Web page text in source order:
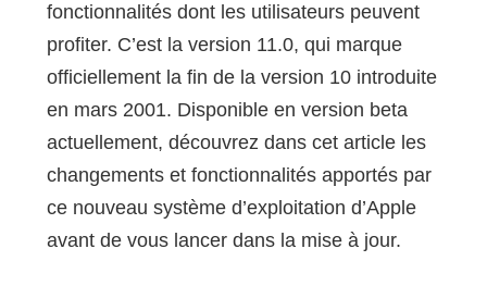
fonctionnalités dont les utilisateurs peuvent
profiter. C’est la version 11.0, qui marque
officiellement la fin de la version 10 introduite
en mars 2001. Disponible en version beta
actuellement, découvrez dans cet article les
changements et fonctionnalités apportés par
ce nouveau système d’exploitation d’Apple
avant de vous lancer dans la mise à jour.